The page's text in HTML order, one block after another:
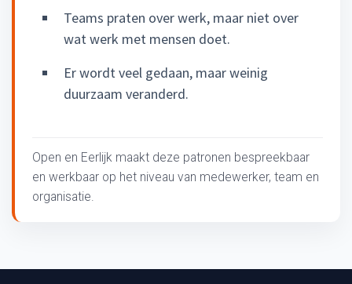
Teams praten over werk, maar niet over
wat werk met mensen doet.
Er wordt veel gedaan, maar weinig
duurzaam veranderd.
Open en Eerlijk maakt deze patronen bespreekbaar
en werkbaar op het niveau van medewerker, team en
organisatie.